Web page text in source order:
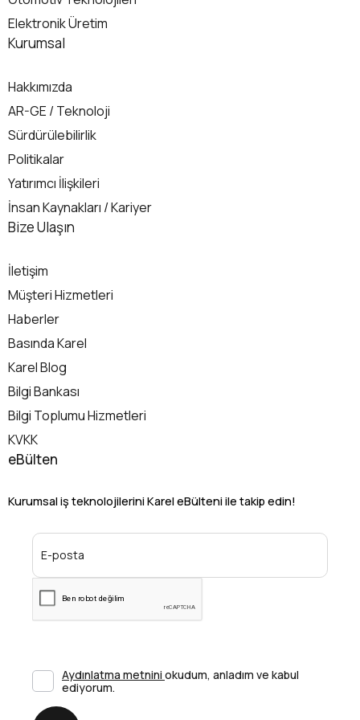
Elektronik Üretim
Kurumsal
Hakkımızda
AR-GE / Teknoloji
Sürdürülebilirlik
Politikalar
Yatırımcı İlişkileri
İnsan Kaynakları / Kariyer
İletişim
Bize Ulaşın
İletişim
Müşteri Hizmetleri
Haberler
Basında Karel
Karel Blog
Bilgi Bankası
Bilgi Toplumu Hizmetleri
KVKK
eBülten
Kurumsal iş teknolojilerini Karel eBülteni ile takip edin!
Aydınlatma metnini okudum, anladım ve kabul
ediyorum.